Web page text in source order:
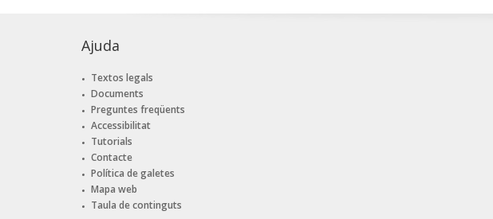
Ajuda
Textos legals
Documents
Preguntes freqüents
Accessibilitat
Tutorials
Contacte
Política de galetes
Mapa web
Taula de continguts